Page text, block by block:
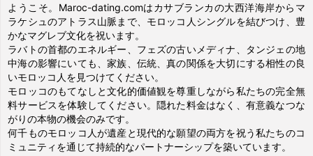
ようこそ。Maroc-dating.comはカサブランカの大西洋海岸からマ
ラケシュのアトラス山脈まで、モロッコ人シングルを結びつけ、豊
かなマグレブ文化を祝います。
ラバトの首都のエネルギー、フェズの古いメディナ、タンジェの地
中海の影響にいても、家族、伝統、真の関係を大切にする相性の良
いモロッコ人を見つけてください。
モロッコのもてなしと文化的価値観を尊重しながら私たちの完全無
料サービスを体験してください。隠れた料金はなく、有意義なつな
がりの本物の機会のみです。
何千ものモロッコ人が遺産と現代的な願望の両方を祝う私たちのコ
ミュニティを通じて持続的なパートナーシップを築いています。